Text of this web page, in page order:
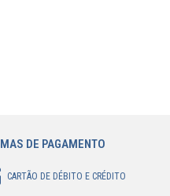
DE PAGAMENTO
CARTÃO DE DÉBITO E CRÉDITO